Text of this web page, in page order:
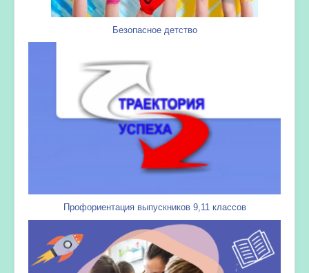
Безопасное детство
Профориентация выпускников 9,11 классов